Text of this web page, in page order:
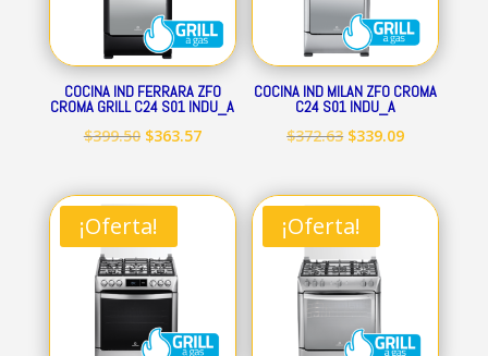
COCINA IND FERRARA ZFO
CROMA GRILL C24 S01 INDU_A
$399.50 El
original
era:
$399.50.
$363.57El
actual
COCINA IND MILAN ZFO CROMA
C24 S01 INDU_A
$372.63 El
original
era:
$372.63.
$339.09El
actual
¡Oferta! ¡Oferta!